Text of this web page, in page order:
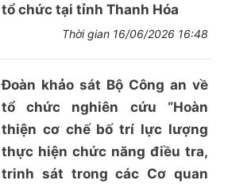
tổ chức tại tỉnh Thanh Hóa
Thời gian 16/06/2026 16:48
Đoàn khảo sát Bộ Công an về
tổ chức nghiên cứu “Hoàn
thiện cơ chế bố trí lực lượng
thực hiện chức năng điều tra,
trinh sát trong các Cơ quan